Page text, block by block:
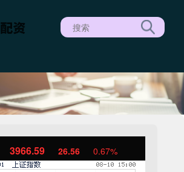
3966.59 26.56 0.67%